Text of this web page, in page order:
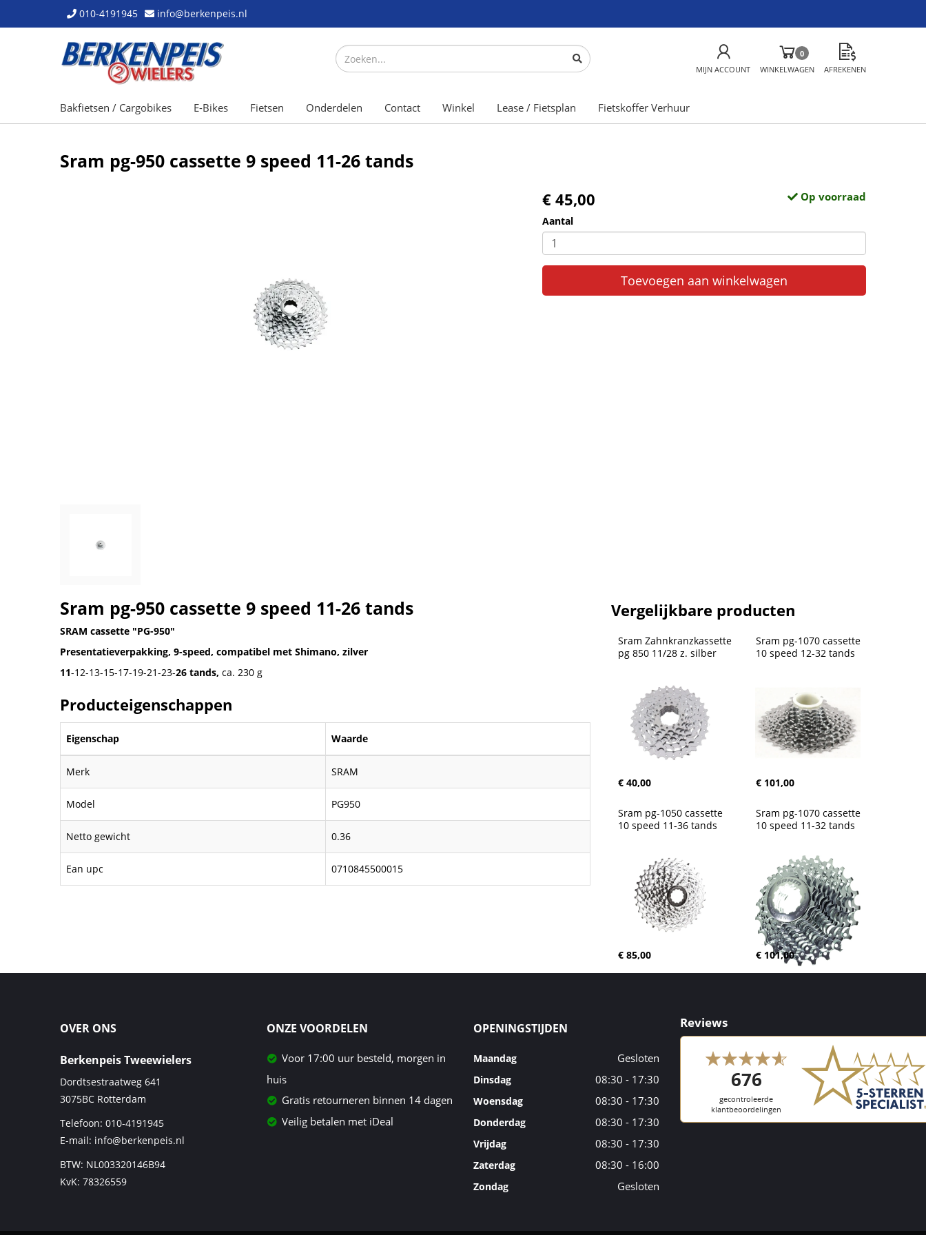
010-4191945 info@berkenpeis.nl
MIJN ACCOUNT
0
WINKELWAGEN
AFREKENEN
Bakfietsen / Cargobikes E-Bikes Fietsen Onderdelen Contact Winkel Lease / Fietsplan Fietskoffer Verhuur
Sram pg-950 cassette 9 speed 11-26 tands
€ 45,00 Op voorraad
Aantal
Toevoegen aan winkelwagen
Sram pg-950 cassette 9 speed 11-26 tands
SRAM cassette "PG-950"
Presentatieverpakking, 9-speed, compatibel met Shimano, zilver
11-12-13-15-17-19-21-23-26 tands, ca. 230 g
Producteigenschappen
Eigenschap Waarde
Merk SRAM
Model PG950
Netto gewicht 0.36
Ean upc 0710845500015
Vergelijkbare producten
Sram Zahnkranzkassette
pg 850 11/28 z. silber
€ 40,00
Sram pg-1070 cassette
10 speed 12-32 tands
€ 101,00
Sram pg-1050 cassette
10 speed 11-36 tands
€ 85,00
Sram pg-1070 cassette
10 speed 11-32 tands
€ 101,00
OVER ONS
Berkenpeis Tweewielers
Dordtsestraatweg 641
3075BC Rotterdam
Telefoon: 010-4191945
E-mail: info@berkenpeis.nl
BTW: NL003320146B94
KvK: 78326559
ONZE VOORDELEN
Voor 17:00 uur besteld, morgen in
huis
Gratis retourneren binnen 14 dagen
Veilig betalen met iDeal
OPENINGSTIJDEN
Maandag Gesloten
Dinsdag 08:30 - 17:30
Woensdag 08:30 - 17:30
Donderdag 08:30 - 17:30
Vrijdag 08:30 - 17:30
Zaterdag 08:30 - 16:00
Zondag Gesloten
Reviews